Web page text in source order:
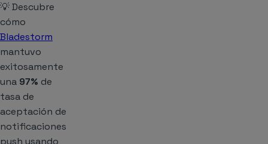
💡 Descubre
cómo
Bladestorm
mantuvo
exitosamente
una 97% de
tasa de
aceptación de
notificaciones